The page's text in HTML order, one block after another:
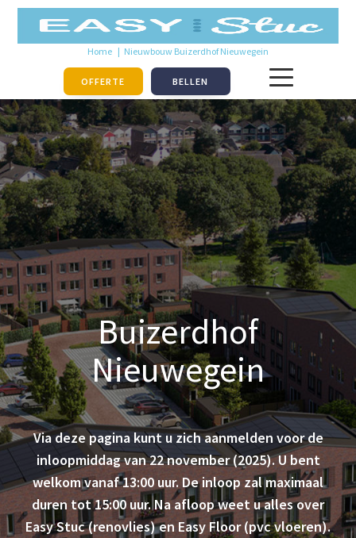
Home Nieuwbouw Buizerdhof Nieuwegein
OFFERTE BELLEN
Buizerdhof
Nieuwegein
Via deze pagina kunt u zich aanmelden voor de
inloopmiddag van 22 november (2025). U bent
welkom vanaf 13:00 uur. De inloop zal maximaal
duren tot 15:00 uur. Na afloop weet u alles over
Easy Stuc (renovlies) en Easy Floor (pvc vloeren).